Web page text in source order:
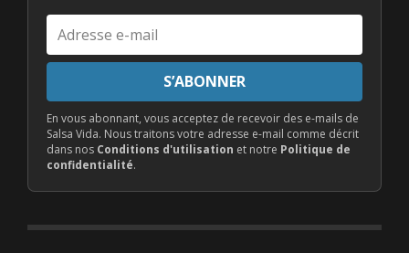
Adresse
e-
mail
S’ABONNER
En vous abonnant, vous acceptez de recevoir des e-mails de
Salsa Vida. Nous traitons votre adresse e-mail comme décrit
dans nos Conditions d'utilisation et notre Politique de
confidentialité.